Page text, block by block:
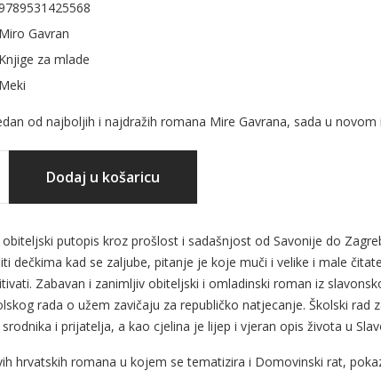
Miro Gavran
Knjige za mlade
Meki
od najboljih i najdražih romana Mire Gavrana, sada u
Dodaj u košaricu
obiteljski putopis kroz prošlost i sadašnjost od Savonije do
dečkima kad se zaljube, pitanje je koje muči i velike i male
Zabavan i zanimljiv obiteljski i omladinski roman iz
rada o užem zavičaju za republičko natjecanje. Školski rad
i prijatelja, a kao cjelina je lijep i vjeran opis života u
hrvatskih romana u kojem se tematizira i Domovinski rat,